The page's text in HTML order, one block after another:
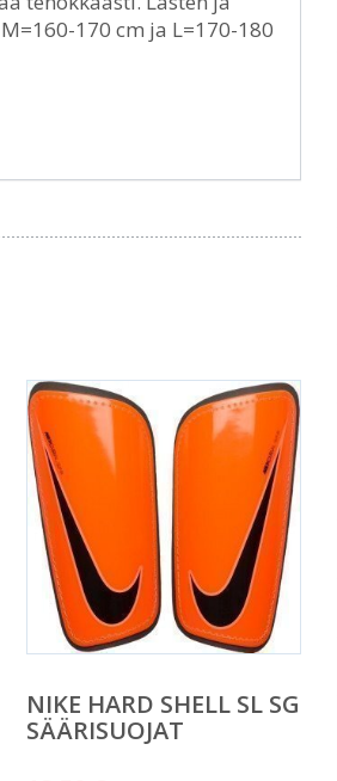
170 cm ja L=170-180
NIKE HARD SHELL SL SG
SÄÄRISUOJAT